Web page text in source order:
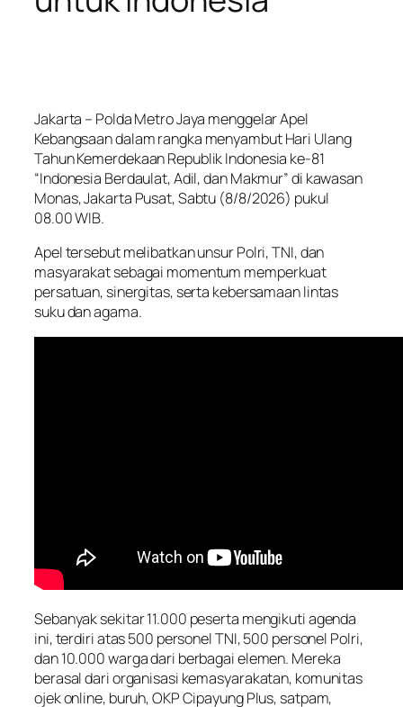
Jakarta – Polda Metro Jaya menggelar Apel
Kebangsaan dalam rangka menyambut Hari Ulang
Tahun Kemerdekaan Republik Indonesia ke-81
“Indonesia Berdaulat, Adil, dan Makmur” di kawasan
Monas, Jakarta Pusat, Sabtu (8/8/2026) pukul
08.00 WIB.
Apel tersebut melibatkan unsur Polri, TNI, dan
masyarakat sebagai momentum memperkuat
persatuan, sinergitas, serta kebersamaan lintas
suku dan agama.
Sebanyak sekitar 11.000 peserta mengikuti agenda
ini, terdiri atas 500 personel TNI, 500 personel Polri,
dan 10.000 warga dari berbagai elemen. Mereka
berasal dari organisasi kemasyarakatan, komunitas
ojek online, buruh, OKP Cipayung Plus, satpam,